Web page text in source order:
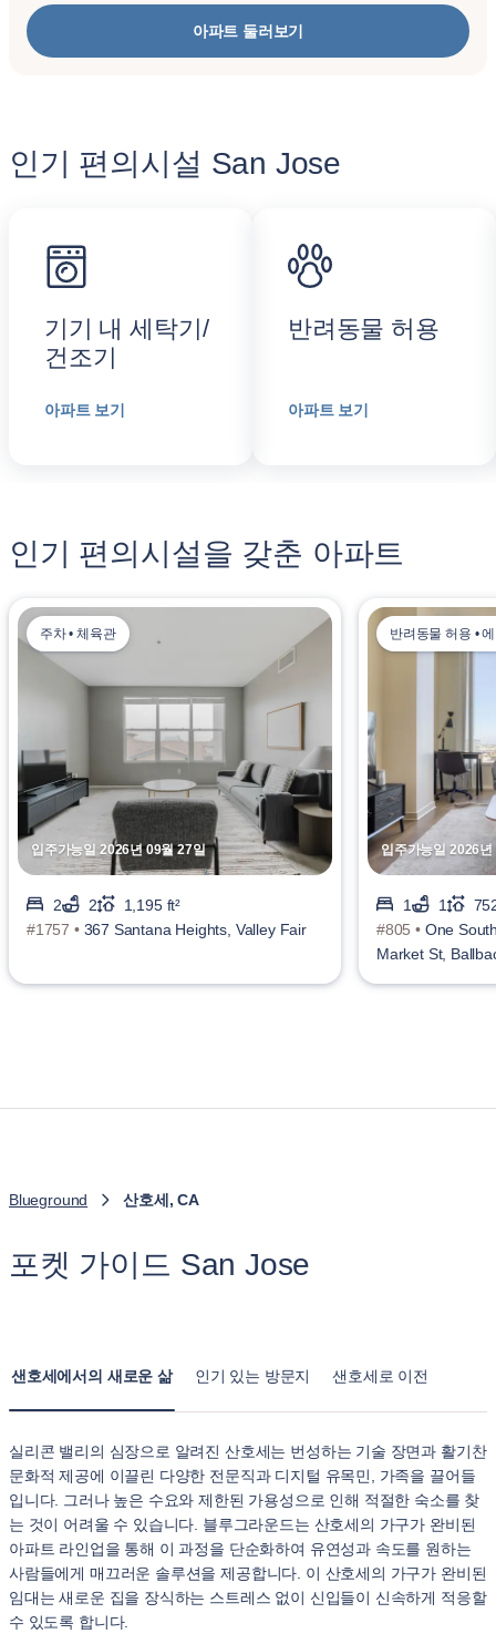
아파트 둘러보기
인기 편의시설 San Jose
기기 내 세탁기/
건조기
아파트 보기
반려동물 허용
아파트 보기
인기 편의시설을 갖춘 아파트
입주가능일 2026년 09월 27일
주차 • 체육관
2 2
1,195 ft²
#1757 • 367 Santana Heights, Valley Fair
입주가능일 2026
반려동물 허용 •
1 1
#805 • One
Market St,
Blueground 산호세, CA
포켓 가이드 San Jose
샌호세에서의 새로운 삶 인기 있는 방문지 샌호세로 이전
실리콘 밸리의 심장으로 알려진 산호세는 번성하는 기술 장면과 활기찬
문화적 제공에 이끌린 다양한 전문직과 디지털 유목민, 가족을 끌어들
입니다. 그러나 높은 수요와 제한된 가용성으로 인해 적절한 숙소를 찾
는 것이 어려울 수 있습니다. 블루그라운드는 산호세의 가구가 완비된
아파트 라인업을 통해 이 과정을 단순화하여 유연성과 속도를 원하는
사람들에게 매끄러운 솔루션을 제공합니다. 이 산호세의 가구가 완비된
임대는 새로운 집을 장식하는 스트레스 없이 신입들이 신속하게 적응할
수 있도록 합니다.